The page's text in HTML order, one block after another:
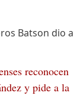
Batson dio a
reconocen
y pide a la